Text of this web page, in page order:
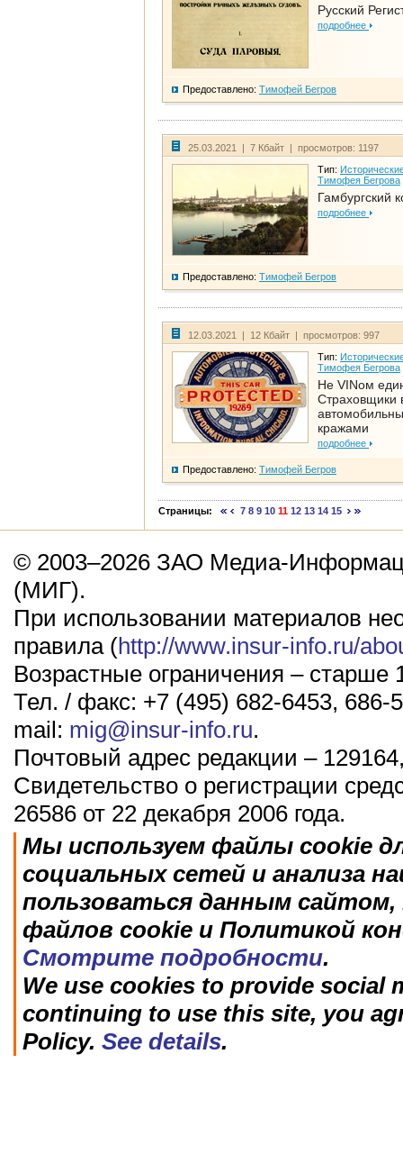
Русский
подробнее
Предоставлено: Тимофей Бегров
25.03.2021 | 7 Кбайт | просмотров: 1197
Тип:
Тимофея Бегрова
Гамбургский
подробнее
Предоставлено: Тимофей Бегров
12.03.2021 | 12 Кбайт | просмотров: 997
Тип:
Тимофея Бегрова
Не VINом
Страховщики
кражами
подробнее
Предоставлено: Тимофей Бегров
Страницы: 7 8 9 10 11 12 13 14 15
© 2003–2026 ЗАО Медиа-
(МИГ).
При использовании материалов
правила (http://www.insur-info.ru/
Возрастные ограничения – старше
Тел. / факс: +7 (495) 682-6453, 686-
mail: mig@insur-info.ru.
Почтовый адрес редакции –
Свидетельство о регистрации
26586 от 22 декабря 2006 года.
Мы используем файлы cookie
социальных сетей и анализа
пользоваться данным
файлов cookie и Политикой
Смотрите подробности.
We use cookies to provide social
continuing to use this site, you
Policy. See details.